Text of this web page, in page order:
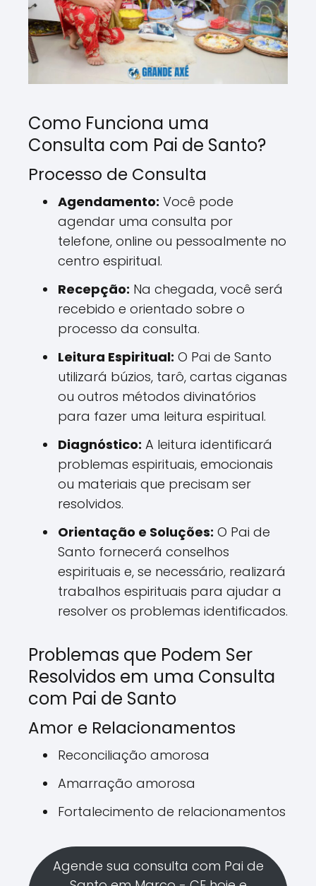
Como Funciona uma
Consulta com Pai de Santo?
Processo de Consulta
Agendamento: Você pode
agendar uma consulta por
telefone, online ou pessoalmente no
centro espiritual.
Recepção: Na chegada, você será
recebido e orientado sobre o
processo da consulta.
Leitura Espiritual: O Pai de Santo
utilizará búzios, tarô, cartas ciganas
ou outros métodos divinatórios
para fazer uma leitura espiritual.
Diagnóstico: A leitura identificará
problemas espirituais, emocionais
ou materiais que precisam ser
resolvidos.
Orientação e Soluções: O Pai de
Santo fornecerá conselhos
espirituais e, se necessário, realizará
trabalhos espirituais para ajudar a
resolver os problemas identificados.
Problemas que Podem Ser
Resolvidos em uma Consulta
com Pai de Santo
Amor e Relacionamentos
Reconciliação amorosa
Amarração amorosa
Fortalecimento de relacionamentos
Agende sua consulta com Pai de